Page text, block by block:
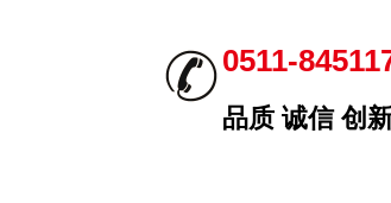
0511-
品质 诚信 创